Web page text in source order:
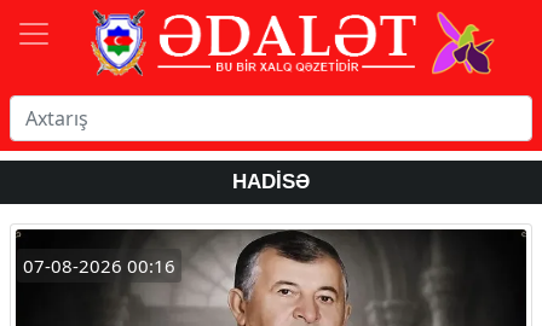
HADİSƏ
07-08-2026 00:16